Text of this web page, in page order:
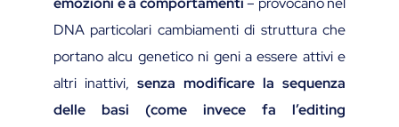
DNA particolari cambiamenti di struttura che
portano alcu genetico ni geni a essere attivi e
altri inattivi, senza modificare la sequenza
delle basi (come invece fa l’editing